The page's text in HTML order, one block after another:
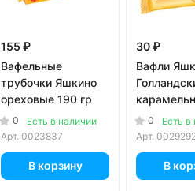
155 ₽
Вафельные
трубочки Яшкино
ореховые 190 гр
0
Есть в наличии
Арт. 0023837
В корзину
30 ₽
Вафли
начинкой
0
Есть в
Арт.
В